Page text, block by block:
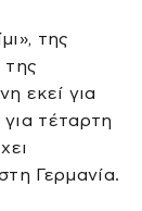
της
της
εκεί για
τέταρτη
Γερμανία.